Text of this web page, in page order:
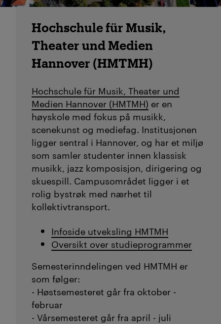
Hochschule für Musik,
Theater und Medien
Hannover (HMTMH)
Hochschule für Musik, Theater und
Medien Hannover (HMTMH) er en
høyskole med fokus på musikk,
scenekunst og mediefag. Institusjonen
ligger sentral i Hannover, og har et miljø
som samler studenter innen klassisk
musikk, jazz komposisjon, dirigering og
skuespill. Campusområdet ligger i et
rolig bystrøk med nærhet til
kollektivtransport.
Infoside utveksling HMTMH
Oversikt over studieprogrammer
Semesterinndelingen ved HMTMH er
som følger:
- Høstsemesteret går fra oktober -
februar
- Vårsemesteret går fra april - juli